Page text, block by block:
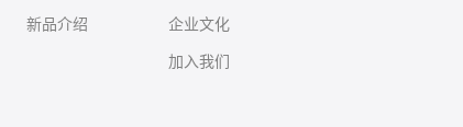
新品介绍 企业文化
加入我们